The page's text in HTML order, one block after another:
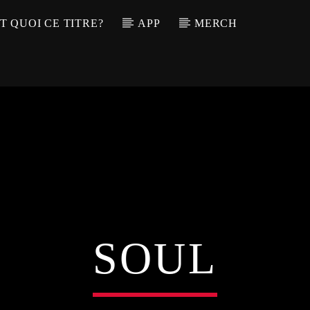
QUOI CE TITRE? APP MERCH
SOUL